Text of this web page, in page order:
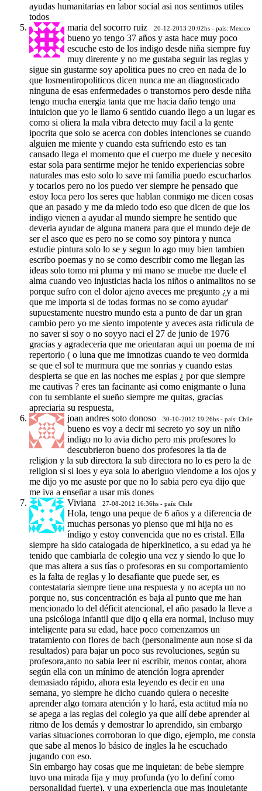
ayudas humanitarias en labor social asi nos sentimos utiles
todos
maria del socorro ruiz
20-12-2013 20:02hs - país: Mexico
bueno yo tengo 37 años y asta hace muy poco
escuche esto de los indigo desde niña siempre fuy
muy direrente y no me gustaba seguir las reglas y
sigue sin gustarme soy apolitica pues no creo en nada de lo
que losmentiropoliticos dicen nunca me an diagnosticado
ninguna de esas enfermedades o transtornos pero desde niña
tengo mucha energia tanta que me hacia daño tengo una
intuicion que yo le llamo 6 sentido cuando llego a un lugar es
como si oliera la mala vibra detecto muy facil a la gente
ipocrita que solo se acerca con dobles intenciones se cuando
alguien me miente y cuando esta sufriendo esto es tan
cansado llega el momento que el cuerpo me duele y necesito
estar sola para sentirme mejor he tenido experiencias sobre
naturales mas esto solo lo save mi familia puedo escucharlos
y tocarlos pero no los puedo ver siempre he pensado que
estoy loca pero los seres que hablan conmigo me dicen cosas
que an pasado y me da miedo todo eso que dicen de que los
indigo vienen a ayudar al mundo siempre he sentido que
deveria ayudar de alguna manera para que el mundo deje de
ser el asco que es pero no se como soy pintora y nunca
estudie pintura solo lo se y segun lo ago muy bien tambien
escribo poemas y no se como describir como me llegan las
ideas solo tomo mi pluma y mi mano se muebe me duele el
alma cuando veo injusticias hacia los niños o animalitos no se
porque sufro con el dolor ajeno aveces me pregunto ¿y a mi
que me importa si de todas formas no se como ayudar'
supuestamente nuestro mundo esta a punto de dar un gran
cambio pero yo me siento impotente y aveces asta ridicula de
no saver si soy o no soyyo naci el 27 de junio de 1976
gracias y agradeceria que me orientaran aqui un poema de mi
repertorio ( o luna que me imnotizas cuando te veo dormida
se que el sol te murmura que me sonrias y cuando estas
despierta se que en las noches me espias ¿ por que siempre
me cautivas ? eres tan facinante asi como enigmante o luna
con tu semblante el sueño siempre me quitas, gracias
apreciaria su respuesta,
joan andres soto donoso
30-10-2012 19:26hs - país: Chile
bueno es voy a decir mi secreto yo soy un niño
indigo no lo avia dicho pero mis profesores lo
descubrieron bueno dos profesores la tia de
religion y la sub directora la sub directora no lo es pero la de
religion si si loes y eya sola lo aberiguo viendome a los ojos y
me dijo yo me asuste por que no lo sabia pero eya dijo que
me iva a enseñar a usar mis dones
Viviana
27-08-2012 16:36hs - país: Chile
Hola, tengo una peque de 6 años y a diferencia de
muchas personas yo pienso que mi hija no es
índigo y estoy convencida que no es cristal. Ella
siempre ha sido catalogada de hiperkinetico, a su edad ya he
tenido que cambiarla de colegio una vez y siendo lo que lo
que mas altera a sus tías o profesoras en su comportamiento
es la falta de reglas y lo desafiante que puede ser, es
contestataria siempre tiene una respuesta y no acepta un no
porque no, sus concentración es baja al punto que me han
mencionado lo del déficit atencional, el año pasado la lleve a
una psicóloga infantil que dijo q ella era normal, incluso muy
inteligente para su edad, hace poco comenzamos un
tratamiento con flores de bach (personalmente aun nose si da
resultados) para bajar un poco sus revoluciones, según su
profesora,anto no sabia leer ni escribir, menos contar, ahora
según ella con un mínimo de atención logra aprender
demasiado rápido, ahora esta leyendo es decir en una
semana, yo siempre he dicho cuando quiera o necesite
aprender algo tomara atención y lo hará, esta actitud mía no
se apega a las reglas del colegio ya que allí debe aprender al
ritmo de los demás y demostrar lo aprendido, sin embargo
varias situaciones corroboran lo que digo, ejemplo, me consta
que sabe al menos lo básico de ingles la he escuchado
jugando con eso.
Sin embargo hay cosas que me inquietan: de bebe siempre
tuvo una mirada fija y muy profunda (yo lo definí como
personalidad fuerte), y una experiencia que mas inquietante